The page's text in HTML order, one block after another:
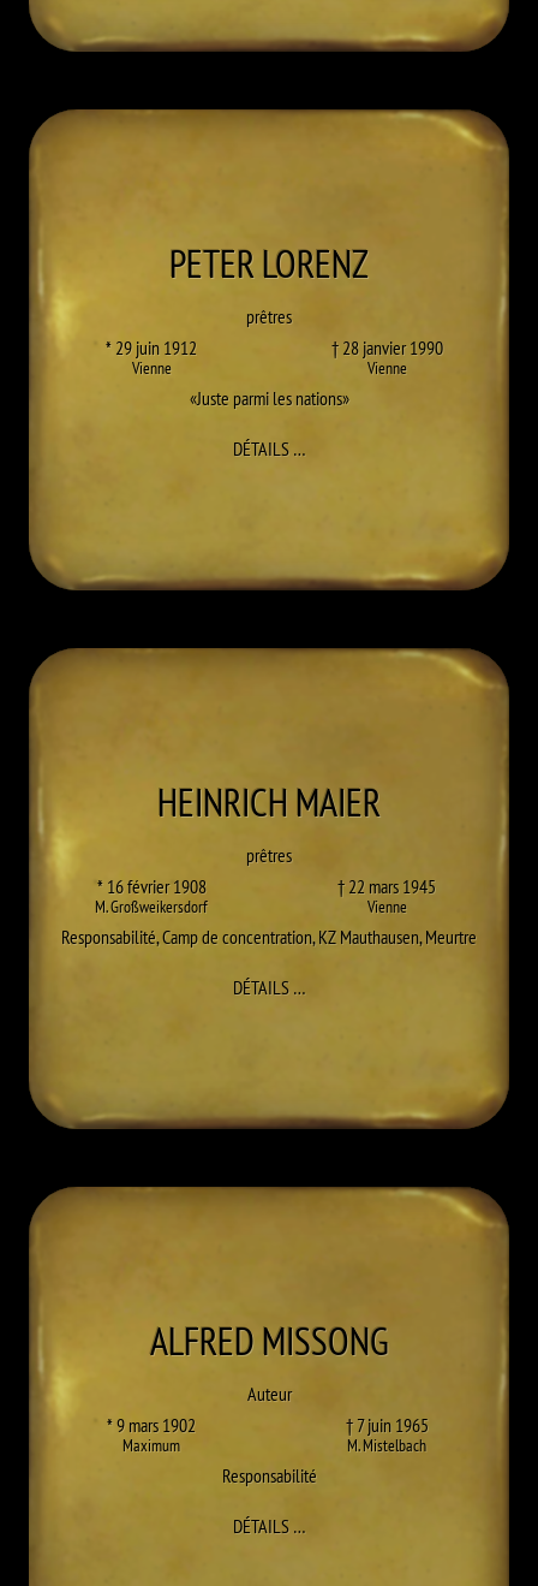
PETERLORENZ
prêtres
* 29 juin 1912
Vienne
† 28 janvier 1990
Vienne
Juste parmi les nations
DÉTAILS…À PETER LORENZ
HEINRICHMAIER
prêtres
* 16 février 1908
M. Großweikersdorf
† 22 mars 1945
Vienne
Responsabilité,Camp de concentration,KZ Mauthausen,Meurtre
DÉTAILS…À HEINRICH MAIER
ALFREDMISSONG
Auteur
* 9 mars 1902
Maximum
† 7 juin 1965
M. Mistelbach
Responsabilité
DÉTAILS…À ALFRED MISSONG